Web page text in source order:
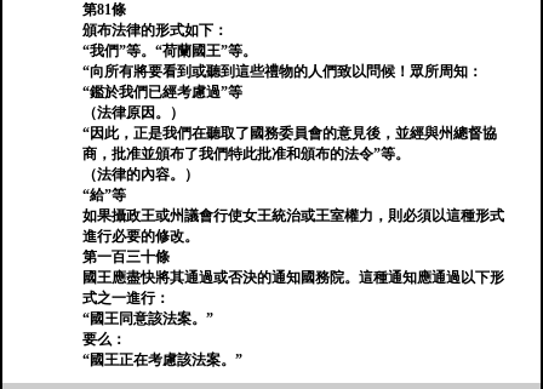
第81條
頒布法律的形式如下：
“我們”等。“荷蘭國王”等。
“向所有將要看到或聽到這些禮物的人們致以問候！眾所周知：
“鑑於我們已經考慮過”等
（法律原因。）
“因此，正是我們在聽取了國務委員會的意見後，並經與州總督協
商，批准並頒布了我們特此批准和頒布的法令”等。
（法律的內容。）
“給”等
如果攝政王或州議會行使女王統治或王室權力，則必須以這種形式
進行必要的修改。
第一百三十條
國王應盡快將其通過或否決的通知國務院。這種通知應通過以下形
式之一進行：
“國王同意該法案。”
要么：
“國王正在考慮該法案。”